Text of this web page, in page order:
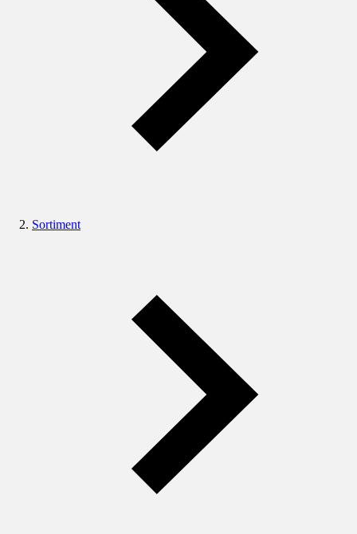
Sortiment